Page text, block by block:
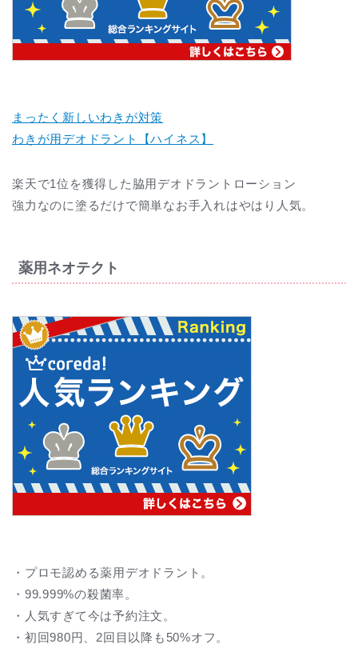
まったく新しいわきが対策
わきが用デオドラント【ハイネス】
楽天で1位を獲得した脇用デオドラントローション
強力なのに塗るだけで簡単なお手入れはやはり人気。
薬用ネオテクト
・プロモ認める薬用デオドラント。
・99.999%の殺菌率。
・人気すぎて今は予約注文。
・初回980円、2回目以降も50%オフ。